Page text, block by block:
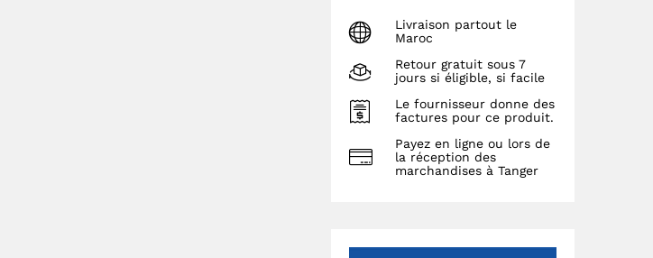
Livraison partout le
Maroc
Retour gratuit sous 7
jours si éligible, si facile
Le fournisseur donne des
factures pour ce produit.
Payez en ligne ou lors de
la réception des
marchandises à Tanger